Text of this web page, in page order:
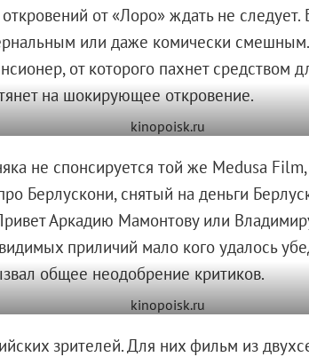
от «Лоро» ждать не следует.
или даже комически
от которого пахнет средством
на шокирующее откровение.
не спонсируется той же Medusa
Берлускони, снятый на деньги
Аркадию Мамонтову или
приличий мало кого удалось
общее неодобрение критиков.
зрителей. Для них фильм из